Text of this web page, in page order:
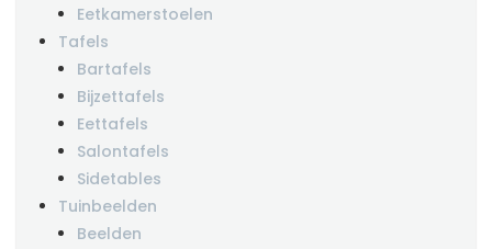
Eetkamerstoelen
Tafels
Bartafels
Bijzettafels
Eettafels
Salontafels
Sidetables
Tuinbeelden
Beelden